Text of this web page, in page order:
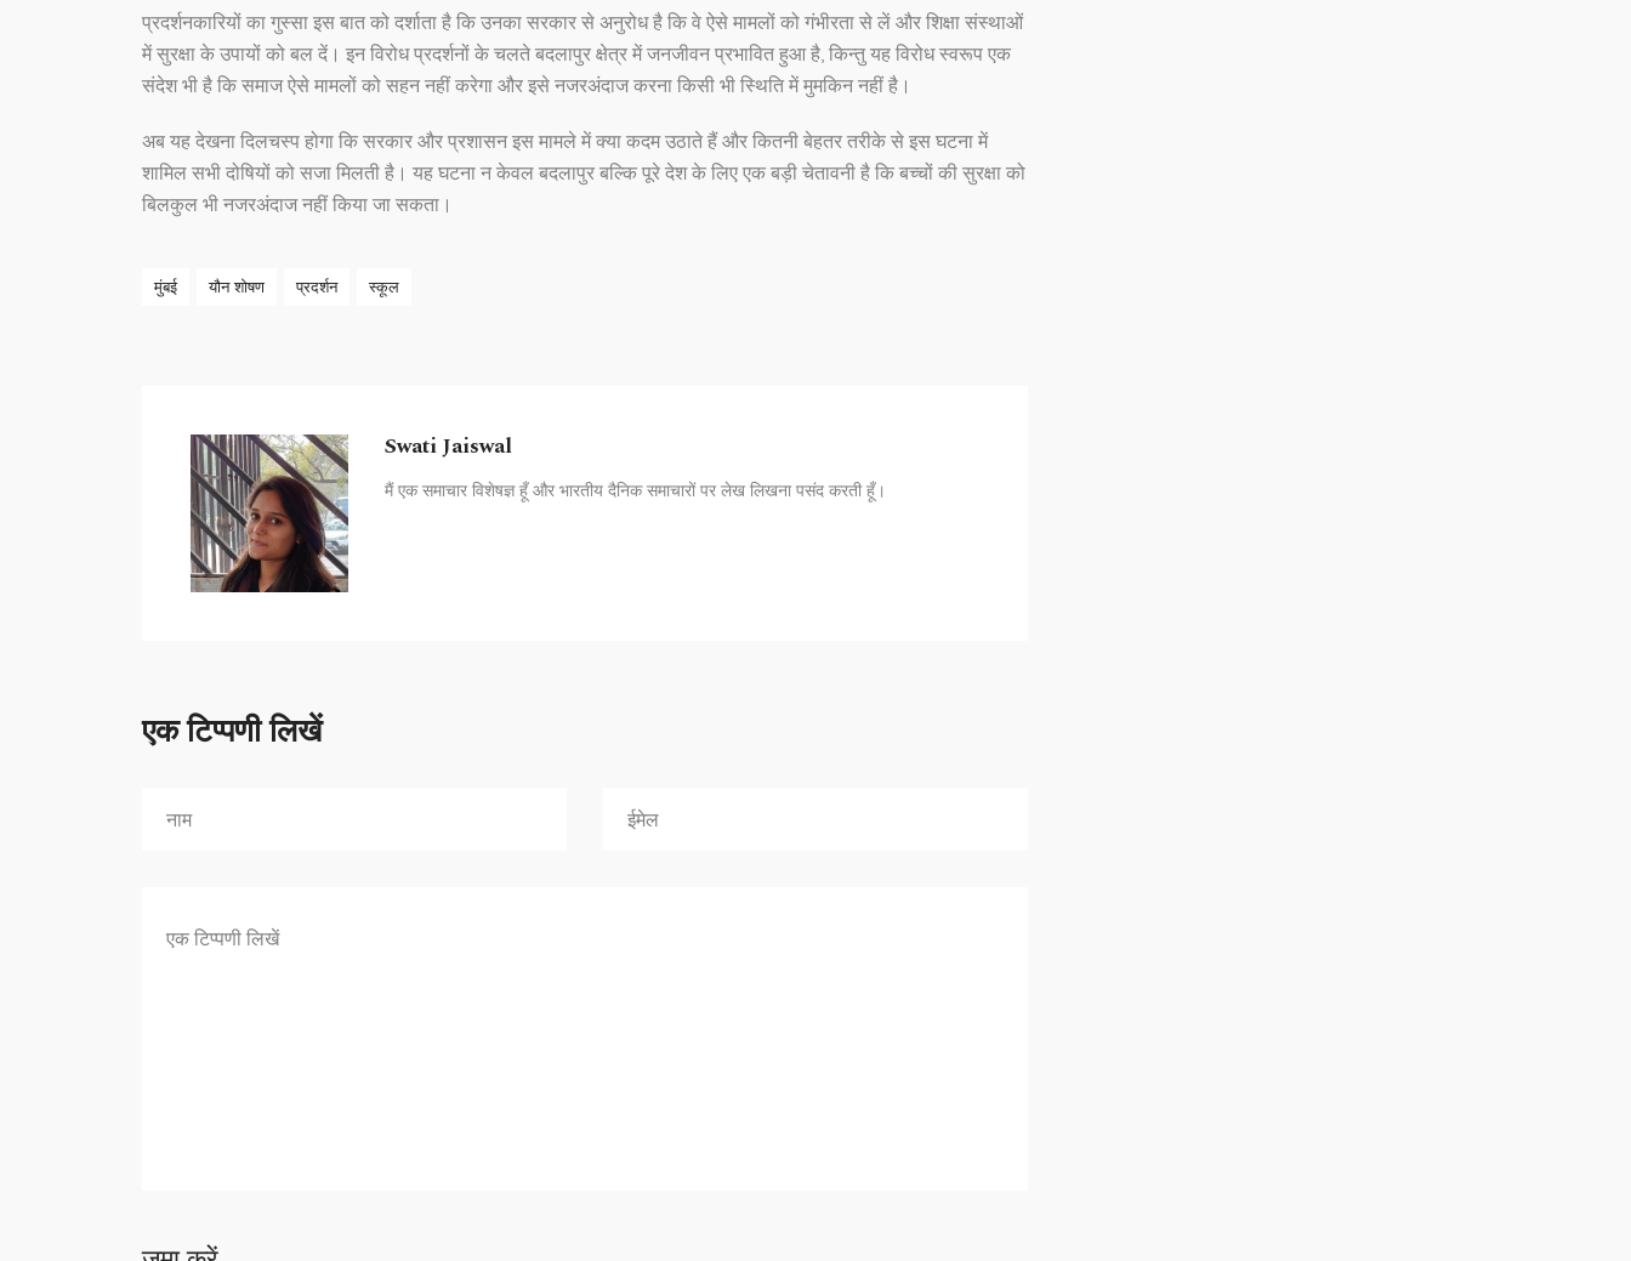
प्रदर्शनकारियों का गुस्सा इस बात को दर्शाता है कि उनका सरकार से अनुरोध है कि वे ऐसे मामलों को गंभीरता से लें और शिक्षा संस्थाओं
में सुरक्षा के उपायों को बल दें। इन विरोध प्रदर्शनों के चलते बदलापुर क्षेत्र में जनजीवन प्रभावित हुआ है, किन्तु यह विरोध स्वरूप एक
संदेश भी है कि समाज ऐसे मामलों को सहन नहीं करेगा और इसे नजरअंदाज करना किसी भी स्थिति में मुमकिन नहीं है।
अब यह देखना दिलचस्प होगा कि सरकार और प्रशासन इस मामले में क्या कदम उठाते हैं और कितनी बेहतर तरीके से इस घटना में
शामिल सभी दोषियों को सजा मिलती है। यह घटना न केवल बदलापुर बल्कि पूरे देश के लिए एक बड़ी चेतावनी है कि बच्चों की सुरक्षा को
बिलकुल भी नजरअंदाज नहीं किया जा सकता।
मुंबई यौन शोषण प्रदर्शन स्कूल
Swati Jaiswal
मैं एक समाचार विशेषज्ञ हूँ और भारतीय दैनिक समाचारों पर लेख लिखना पसंद करती हूँ।
एक टिप्पणी लिखें